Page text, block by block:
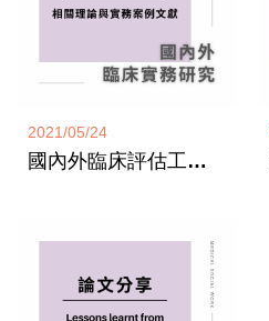
2021/05/24
國內外臨床評估工具相關理論與實務案例文獻